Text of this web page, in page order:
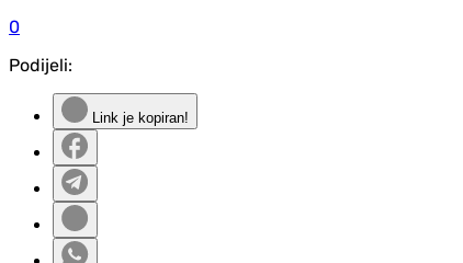
0
Podijeli:
Link je kopiran!